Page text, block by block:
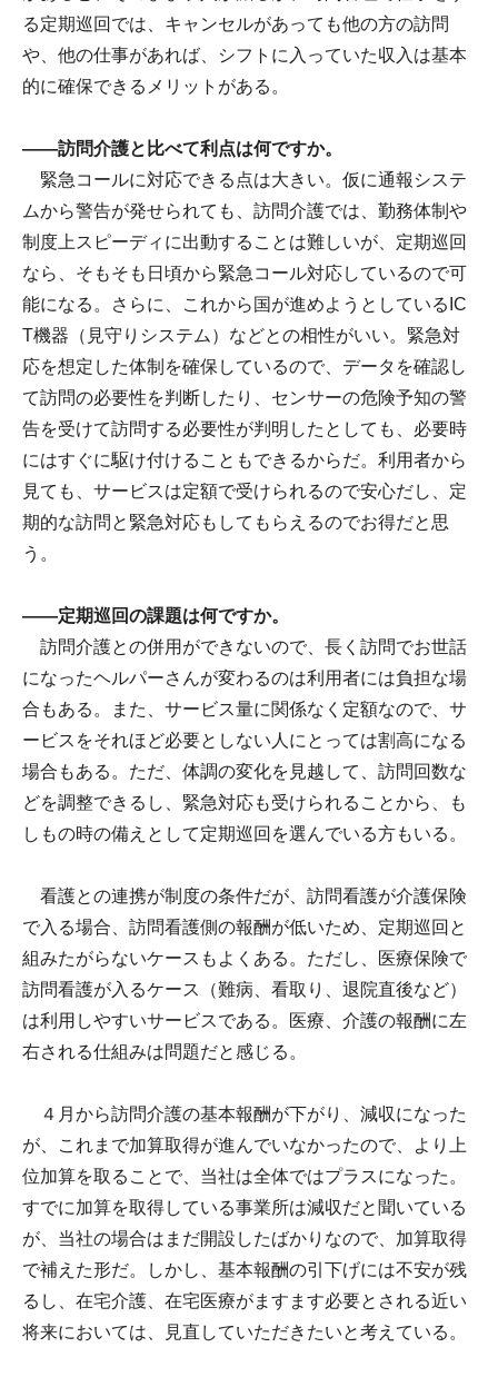
る定期巡回では、キャンセルがあっても他の方の訪問
や、他の仕事があれば、シフトに入っていた収入は基本
的に確保できるメリットがある。
――訪問介護と比べて利点は何ですか。
緊急コールに対応できる点は大きい。仮に通報システ
ムから警告が発せられても、訪問介護では、勤務体制や
制度上スピーディに出動することは難しいが、定期巡回
なら、そもそも日頃から緊急コール対応しているので可
能になる。さらに、これから国が進めようとしているIC
T機器（見守りシステム）などとの相性がいい。緊急対
応を想定した体制を確保しているので、データを確認し
て訪問の必要性を判断したり、センサーの危険予知の警
告を受けて訪問する必要性が判明したとしても、必要時
にはすぐに駆け付けることもできるからだ。利用者から
見ても、サービスは定額で受けられるので安心だし、定
期的な訪問と緊急対応もしてもらえるのでお得だと思
う。
――定期巡回の課題は何ですか。
訪問介護との併用ができないので、長く訪問でお世話
になったヘルパーさんが変わるのは利用者には負担な場
合もある。また、サービス量に関係なく定額なので、サ
ービスをそれほど必要としない人にとっては割高になる
場合もある。ただ、体調の変化を見越して、訪問回数な
どを調整できるし、緊急対応も受けられることから、も
しもの時の備えとして定期巡回を選んでいる方もいる。
看護との連携が制度の条件だが、訪問看護が介護保険
で入る場合、訪問看護側の報酬が低いため、定期巡回と
組みたがらないケースもよくある。ただし、医療保険で
訪問看護が入るケース（難病、看取り、退院直後など）
は利用しやすいサービスである。医療、介護の報酬に左
右される仕組みは問題だと感じる。
４月から訪問介護の基本報酬が下がり、減収になった
が、これまで加算取得が進んでいなかったので、より上
位加算を取ることで、当社は全体ではプラスになった。
すでに加算を取得している事業所は減収だと聞いている
が、当社の場合はまだ開設したばかりなので、加算取得
で補えた形だ。しかし、基本報酬の引下げには不安が残
るし、在宅介護、在宅医療がますます必要とされる近い
将来においては、見直していただきたいと考えている。